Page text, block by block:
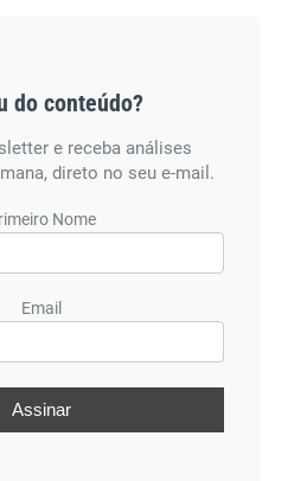
do conteúdo?
e receba análises
direto no seu e-mail.
Nome
Email